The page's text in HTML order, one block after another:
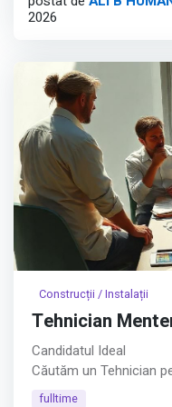
🎯 Ce vei face:
documentației tehnice;
• Cablarea și montarea
Afișează tot
2026
Construcții / Instalații
Tehnician
Candidatul Ideal
Căutăm un Tehnician
reparații și montaj,
fulltime